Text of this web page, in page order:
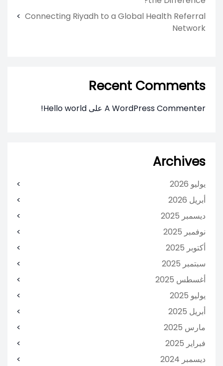
Connecting Riyadh to a Global Health Referral
Network
Recent Comments
A WordPress Commenter على Hello world!
Archives
يوليو 2026
أبريل 2026
ديسمبر 2025
نوفمبر 2025
أكتوبر 2025
سبتمبر 2025
أغسطس 2025
يوليو 2025
أبريل 2025
مارس 2025
فبراير 2025
ديسمبر 2024